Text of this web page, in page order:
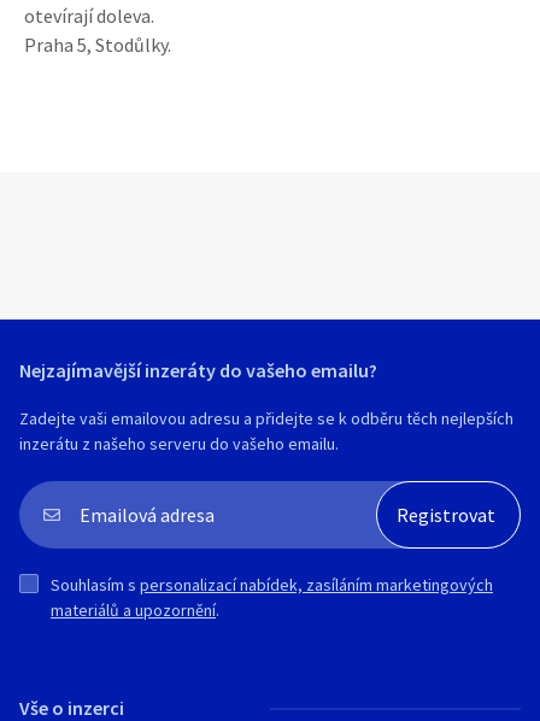
otevírají doleva.
Praha 5, Stodůlky.
Vše o inzerci
Nejzajímavější inzeráty do vašeho emailu?
Zadejte vaši emailovou adresu a přidejte se k odběru těch nejlepších
inzerátu z našeho serveru do vašeho emailu.
Souhlasím s personalizací nabídek, zasíláním marketingových
materiálů a upozornění.